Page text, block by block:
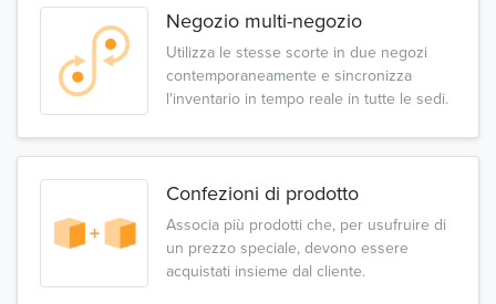
Negozio multi-negozio
Utilizza le stesse scorte in due negozi
contemporaneamente e sincronizza
l'inventario in tempo reale in tutte le sedi.
Confezioni di prodotto
Associa più prodotti che, per usufruire di
un prezzo speciale, devono essere
acquistati insieme dal cliente.